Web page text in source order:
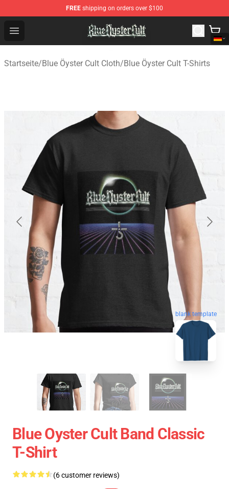
FREE shipping on orders over $100
Open menu
Blue Öyster Cult Store - Official Blue Öyster Cult
Startseite/Blue Öyster Cult Cloth/Blue Öyster Cult T-Shirts
blank template
Blue Oyster Cult Band Classic
T-Shirt
(6 customer reviews)